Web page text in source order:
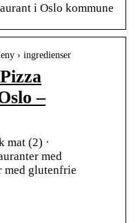
i Oslo kommune
› ingredienser
–
mat (2) ·
med
med glutenfrie